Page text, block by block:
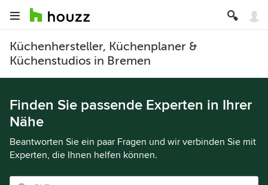
Küchenhersteller, Küchenplaner &
Küchenstudios in Bremen
Finden Sie passende Experten in Ihrer
Nähe
Beantworten Sie ein paar Fragen und wir verbinden Sie mit
Experten, die Ihnen helfen können.